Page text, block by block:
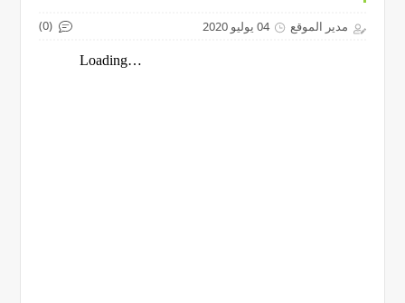
مدير الموقع 04 يوليو 2020 (0)